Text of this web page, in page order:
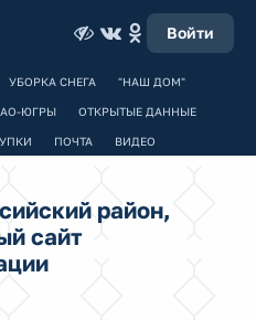
Войти
УБОРКА СНЕГА "НАШ ДОМ"
ЮГРЫ ОТКРЫТЫЕ ДАННЫЕ
ПОЧТА ВИДЕО
район,
сайт